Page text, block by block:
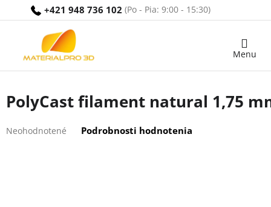
+421 948 736 102
Nákupný
PolyCast filament natural 1,75
hodnotenie
Neohodnotené Podrobnosti hodnotenia